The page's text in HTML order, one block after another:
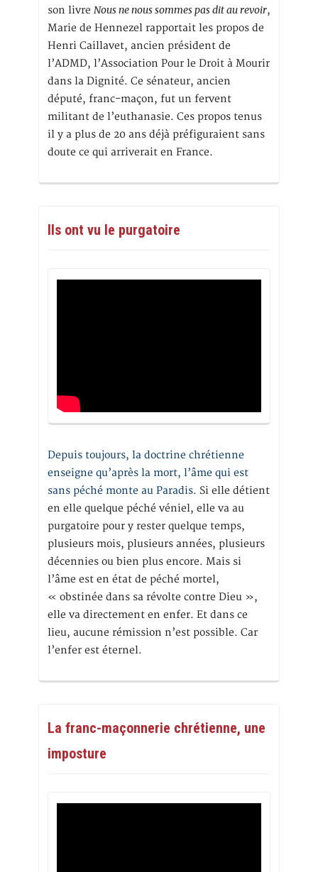
son livre Nous ne nous sommes pas dit au revoir,
Marie de Hennezel rapportait les propos de
Henri Caillavet, ancien président de
l’ADMD, l’Association Pour le Droit à Mourir
dans la Dignité. Ce sénateur, ancien
député, franc-maçon, fut un fervent
militant de l’euthanasie. Ces propos tenus
il y a plus de 20 ans déjà préfiguraient sans
doute ce qui arriverait en France.
Ils ont vu le purgatoire
Depuis toujours, la doctrine chrétienne
enseigne qu’après la mort, l’âme qui est
sans péché monte au Paradis. Si elle détient
en elle quelque péché véniel, elle va au
purgatoire pour y rester quelque temps,
plusieurs mois, plusieurs années, plusieurs
décennies ou bien plus encore. Mais si
l’âme est en état de péché mortel,
« obstinée dans sa révolte contre Dieu »,
elle va directement en enfer. Et dans ce
lieu, aucune rémission n’est possible. Car
l’enfer est éternel.
La franc-maçonnerie chrétienne, une
imposture